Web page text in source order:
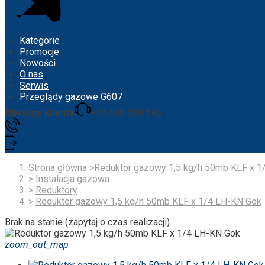
Kategorie
Promocje
Nowości
O nas
Serwis
Przeglądy gazowe G607
Obsługa klienta
+48 690 680 245
Strona główna >Reduktor gazowy 1,5 kg/h 50mb KLF x
> Instalacja gazowa
> Reduktory
> Reduktor gazowy 1,5 kg/h 50mb KLF x 1/4 LH-KN Gok
Brak na stanie (zapytaj o czas realizacji)
zoom_out_map